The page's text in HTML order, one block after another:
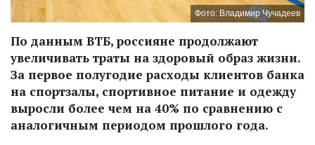
Фото: Владимир Чучадеев
По данным ВТБ, россияне продолжают
увеличивать траты на здоровый образ жизни.
За первое полугодие расходы клиентов банка
на спортзалы, спортивное питание и одежду
выросли более чем на 40% по сравнению с
аналогичным периодом прошлого года.